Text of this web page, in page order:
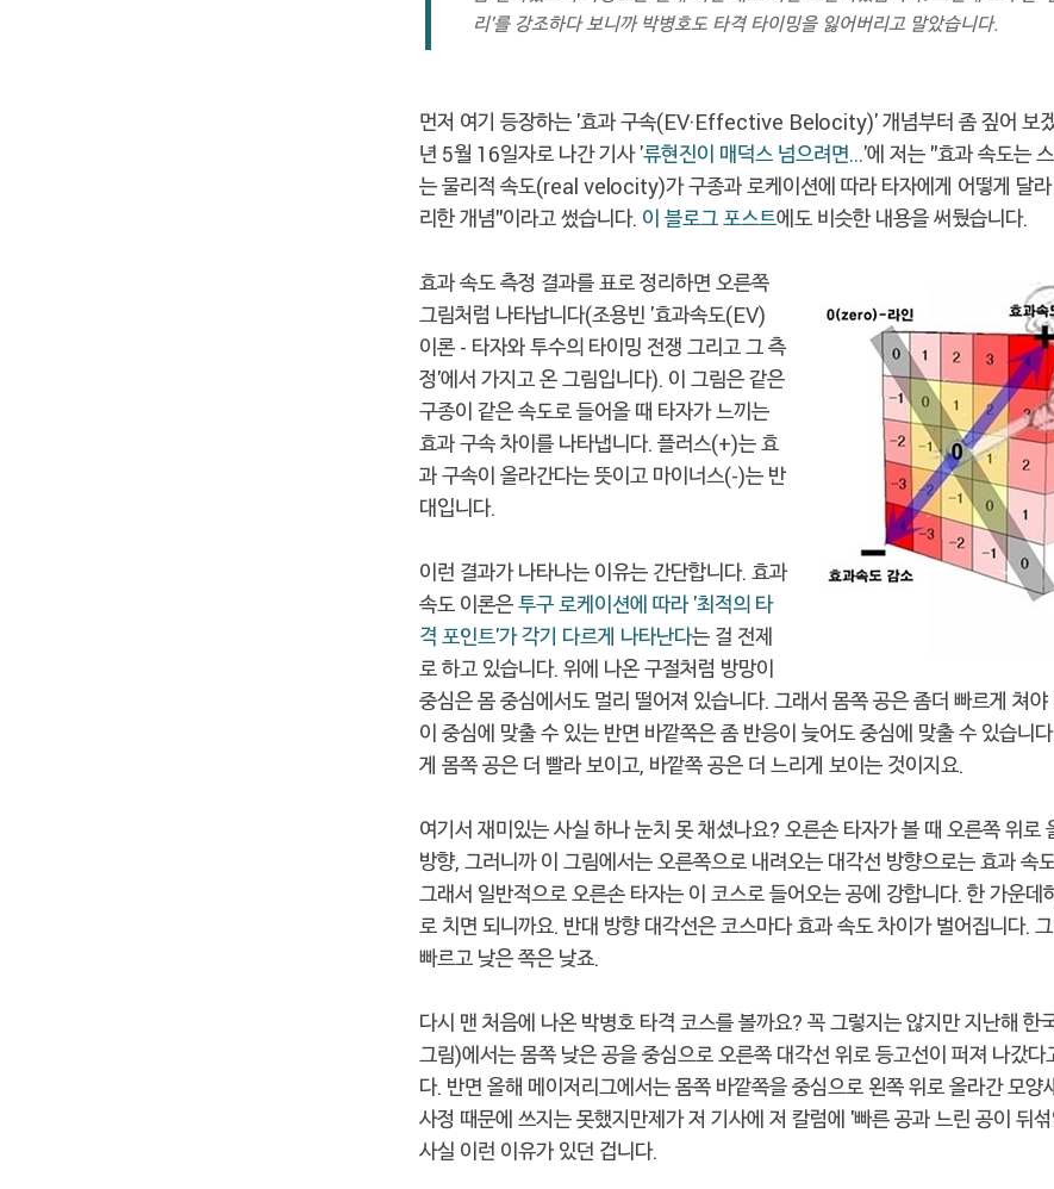
리'를 강조하다 보니까 박병호도 타격 타이밍을 잃어버리고 말았습니다.
먼저 여기 등장하는 '효과 구속(EV·Effective Belocity)' 개념부터 좀 짚어 보
년 5월 16일자로 나간 기사 '류현진이 매덕스 넘으려면…'에 저는 "효과 속도는
는 물리적 속도(real velocity)가 구종과 로케이션에 따라 타자에게 어떻게 달라
리한 개념"이라고 썼습니다. 이 블로그 포스트에도 비슷한 내용을 써뒀습니다.
효과 속도 측정 결과를 표로 정리하면 오른쪽
그림처럼 나타납니다(조용빈 '효과속도(EV)
이론 - 타자와 투수의 타이밍 전쟁 그리고 그 측
정'에서 가지고 온 그림입니다). 이 그림은 같은
구종이 같은 속도로 들어올 때 타자가 느끼는
효과 구속 차이를 나타냅니다. 플러스(+)는 효
과 구속이 올라간다는 뜻이고 마이너스(-)는 반
대입니다.
이런 결과가 나타나는 이유는 간단합니다. 효과
속도 이론은투구 로케이션에 따라 '최적의 타
격 포인트'가 각기 다르게 나타난다는 걸 전제
로 하고 있습니다. 위에 나온 구절처럼 방망이
중심은 몸 중심에서도 멀리 떨어져 있습니다. 그래서 몸쪽 공은 좀더 빠르게 쳐
이 중심에 맞출 수 있는 반면 바깥쪽은 좀 반응이 늦어도 중심에 맞출 수 있습니
게 몸쪽 공은 더 빨라 보이고, 바깥쪽 공은 더 느리게 보이는 것이지요.
여기서 재미있는 사실 하나 눈치 못 채셨나요? 오른손 타자가 볼 때 오른쪽 위로
방향, 그러니까 이 그림에서는 오른쪽으로 내려오는 대각선 방향으로는 효과 속
그래서 일반적으로 오른손 타자는 이 코스로 들어오는 공에 강합니다. 한 가운데
로 치면 되니까요. 반대 방향 대각선은 코스마다 효과 속도 차이가 벌어집니다.
빠르고 낮은 쪽은 낮죠.
다시 맨 처음에 나온 박병호 타격 코스를 볼까요? 꼭 그렇지는 않지만 지난해 한
그림)에서는 몸쪽 낮은 공을 중심으로 오른쪽 대각선 위로 등고선이 퍼져 나갔다
다. 반면 올해 메이저리그에서는 몸쪽 바깥쪽을 중심으로 왼쪽 위로 올라간 모양
사정 때문에 쓰지는 못했지만제가 저 기사에 저 칼럼에 '빠른 공과 느린 공이 뒤
사실 이런 이유가 있던 겁니다.